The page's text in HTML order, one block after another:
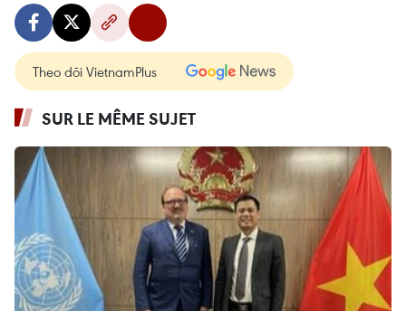
Theo dõi VietnamPlus
SUR LE MÊME SUJET